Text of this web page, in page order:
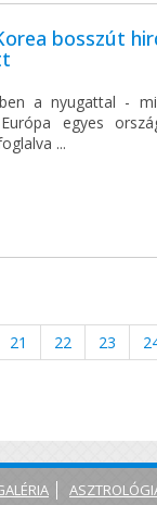
bosszút
a nyugattal -
egyes
...
21 22 23